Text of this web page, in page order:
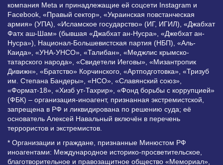
компания Meta и принадлежащие ей соцсети Instagram и
Facebook, «Правый сектор», «Украинская повстанческая
армия» (УПА), «Исламское государство» (ИГ, ИГИЛ), «Джабхат
Фатх аш-Шам» (бывшая «Джабхат ан-Нусра», «Джебхат ан-
Нусра»), Национал-Большевистская партия (НБП), «Аль-
Каида», «УНА-УНСО», «Талибан», «Меджлис крымско-
татарского народа», «Свидетели Иеговы», «Мизантропик
Дивижн», «Братство» Корчинского, «Артподготовка», «Тризуб
им. Степана Бандеры», «НСО», «Славянский союз»,
«Формат-18», «Хизб ут-Тахрир», «Фонд борьбы с коррупцией»
(ФБК) – организация-иноагент, признанная экстремистской,
запрещена в РФ и ликвидирована по решению суда; её
основатель Алексей Навальный включён в перечень
террористов и экстремистов.
* Организации и граждане, признанные Минюстом РФ
иноагентами: Международное историко-просветительское,
благотворительное и правозащитное общество «Мемориал»,